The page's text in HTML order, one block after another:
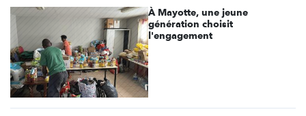
À Mayotte, une jeune
génération choisit
l'engagement